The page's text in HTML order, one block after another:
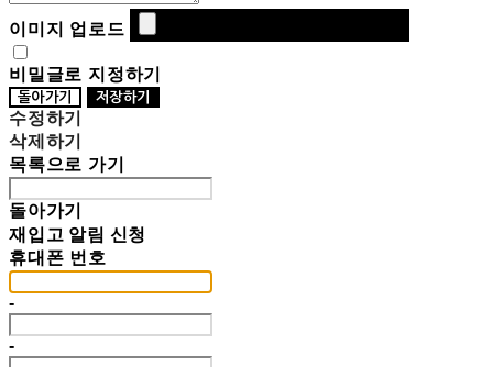
이미지 업로드
비밀글로 지정하기
돌아가기 저장하기
수정하기
삭제하기
목록으로 가기
돌아가기
재입고 알림 신청
휴대폰 번호
-
-